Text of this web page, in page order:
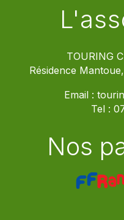
TOURING
Résidence
Email :
Tel :
Nos